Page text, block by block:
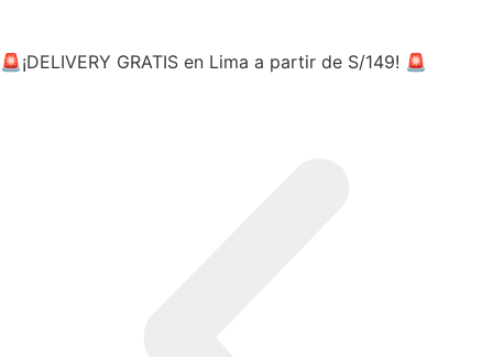
🚨¡DELIVERY GRATIS en Lima a partir de S/149! 🚨